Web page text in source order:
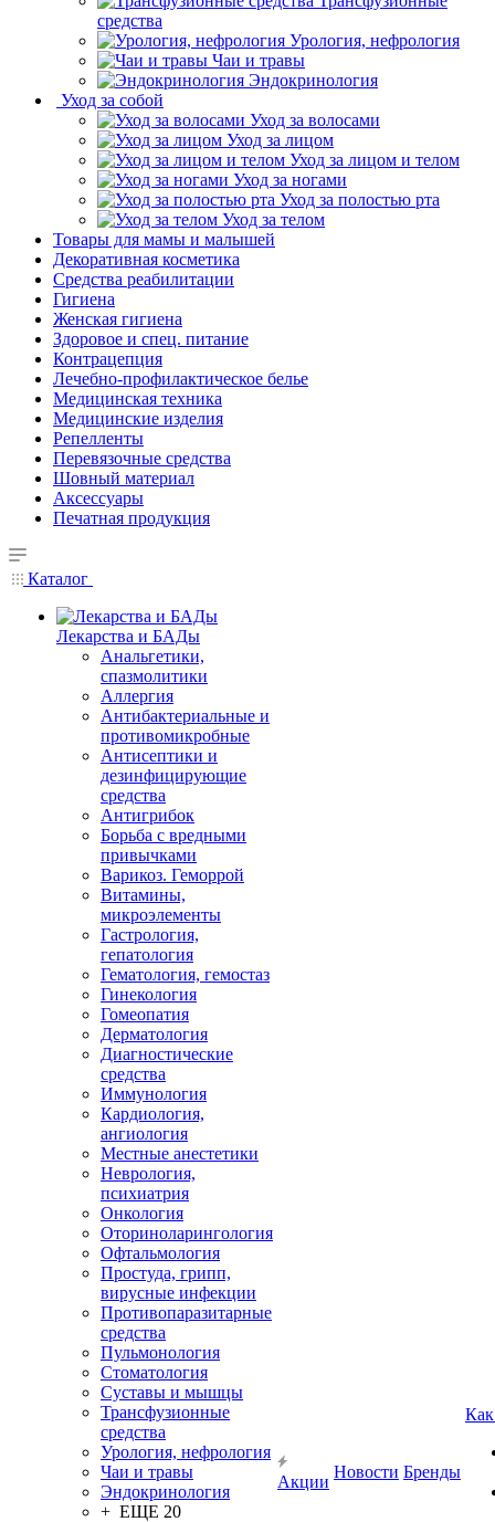
средства
Урология, нефрология
Чаи и травы
Эндокринология
Уход за собой
Уход за волосами
Уход за лицом
Уход за лицом и телом
Уход за ногами
Уход за полостью рта
Уход за телом
Товары для мамы и малышей
Декоративная косметика
Средства реабилитации
Гигиена
Женская гигиена
Здоровое и спец. питание
Контрацепция
Лечебно-профилактическое белье
Медицинская техника
Медицинские изделия
Репелленты
Перевязочные средства
Шовный материал
Аксессуары
Печатная продукция
Каталог
Лекарства и БАДы
Анальгетики,
спазмолитики
Аллергия
Антибактериальные и
противомикробные
Антисептики и
дезинфицирующие
средства
Антигрибок
Борьба с вредными
привычками
Варикоз. Геморрой
Витамины,
микроэлементы
Гастрология,
гепатология
Гематология, гемостаз
Гинекология
Гомеопатия
Дерматология
Диагностические
средства
Иммунология
Кардиология,
ангиология
Местные анестетики
Неврология,
психиатрия
Онкология
Оториноларингология
Офтальмология
Простуда, грипп,
вирусные инфекции
Противопаразитарные
средства
Пульмонология
Стоматология
Суставы и мышцы
Трансфузионные
средства
Урология, нефрология
Чаи и травы
Эндокринология
+ ЕЩЕ 20
Акции
Новости Бренды